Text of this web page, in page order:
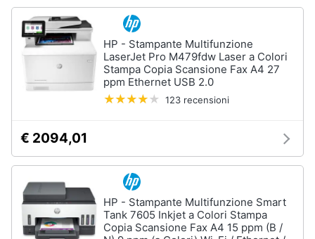
HP - Stampante Multifunzione
LaserJet Pro M479fdw Laser a Colori
Stampa Copia Scansione Fax A4 27
ppm Ethernet USB 2.0
123 recensioni
€ 2094,01
HP - Stampante Multifunzione Smart
Tank 7605 Inkjet a Colori Stampa
Copia Scansione Fax A4 15 ppm (B /